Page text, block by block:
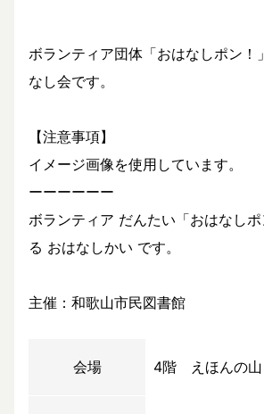
ボランティア団体「おはなしポン！
なし会です。
【注意事項】
イメージ画像を使用しています。
ーーーーーー
ボランティア だんたい「おはなし
る おはなしかい です。
主催：和歌山市民図書館
会場 4階 えほんの山